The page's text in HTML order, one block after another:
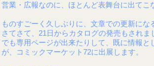
営業・広報なのに、ほとんど表舞台に出てこ
ものすごーく久しぶりに、文章での更新にな
さてさて、21日からカタログの発売もされ
でも専用ページが出来たりして、既に情報と
が、コミックマーケット72に出展します。